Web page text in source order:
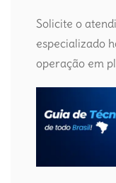
Solicite o
especializado
operação em